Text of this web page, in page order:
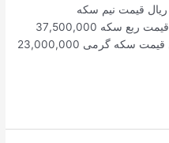
ریال قیمت نیم سکه
59,000,000 پنجاه و نه میلیون ریال قیمت ربع سکه 37,500,000
سی و هفت میلیون و پانصد هزار ریال قیمت سکه گرمی 23,000,000